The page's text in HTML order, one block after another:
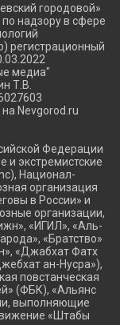
городовой»
надзору в сфере
регистрационный
медиа"
Т.В.
Nevgorod.ru
Федерации
и экстремистские
Национал-
организация
в России» и
организации,
«ИГИЛ», «Аль-
«Братство»
«Джабхат Фатх
ан-Нусра»),
повстанческая
(ФБК), «Альянс
выполняющие
«Штабы